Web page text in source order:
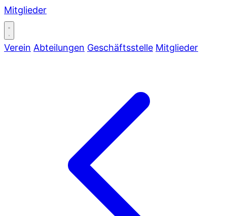
Mitglieder
Verein Abteilungen Geschäftsstelle Mitglieder